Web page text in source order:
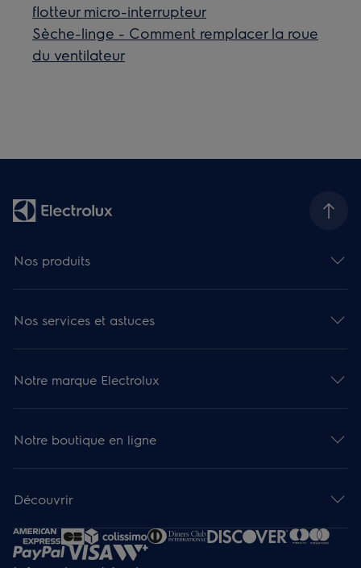
flotteur micro-interrupteur
Sèche-linge - Comment remplacer la roue
du ventilateur
Nos produits
Nos services et astuces
Notre marque Electrolux
Notre boutique en ligne
Découvrir